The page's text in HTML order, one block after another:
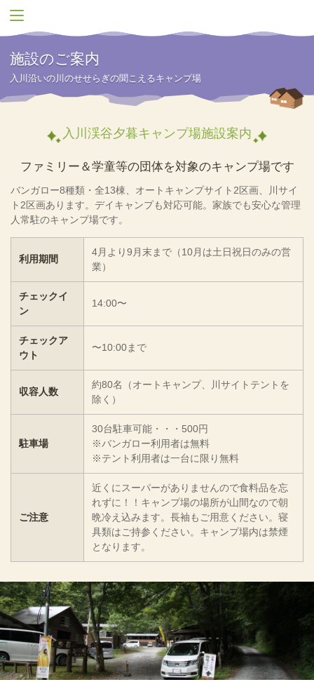
施設のご案内
入川沿いの川のせせらぎの聞こえるキャンプ場
入川渓谷夕暮キャンプ場施設案内
ファミリー＆学童等の団体を対象のキャンプ場です
バンガロー8種類・全13棟、オートキャンプサイト2区画、川サイ
ト2区画あります。デイキャンプも対応可能。家族でも安心な管理
人常駐のキャンプ場です。
利用期間
4月より9月末まで（10月は土日祝日のみの営
業）
チェックイ
ン
14:00〜
チェックア
ウト
〜10:00まで
収容人数
約80名（オートキャンプ、川サイトテントを
除く）
駐車場
30台駐車可能・・・500円
※バンガロー利用者は無料
※テント利用者は一台に限り無料
ご注意
近くにスーパーがありませんので食料品を忘
れずに！！キャンプ場の場所が山間なので朝
晩冷え込みます。長袖もご用意ください。寝
具類はご持参ください。キャンプ場内は禁煙
となります。